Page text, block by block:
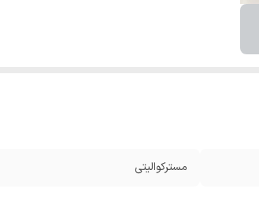
مسترکوالیتی